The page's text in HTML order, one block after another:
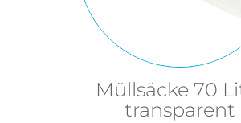
Müllsäcke 70
transparent